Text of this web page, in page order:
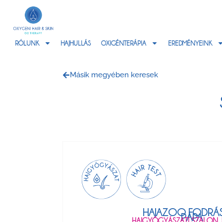
RÓLUNK HAJHULLÁS OXIGÉNTERÁPIA EREDMÉNYEINK
Másik megyében keresek
HAJAZOOPÁPA